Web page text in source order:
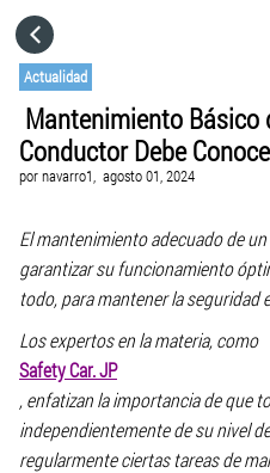
Actualidad
Mantenimiento Básico
Conductor Debe
pornavarro1, agosto 01, 2024
El mantenimiento adecuado de
garantizar su funcionamiento
todo, para mantener la seguridad
Los expertos en la materia, como
Safety Car. JP
, enfatizan la importancia de que
independientemente de su nivel
regularmente ciertas tareas de